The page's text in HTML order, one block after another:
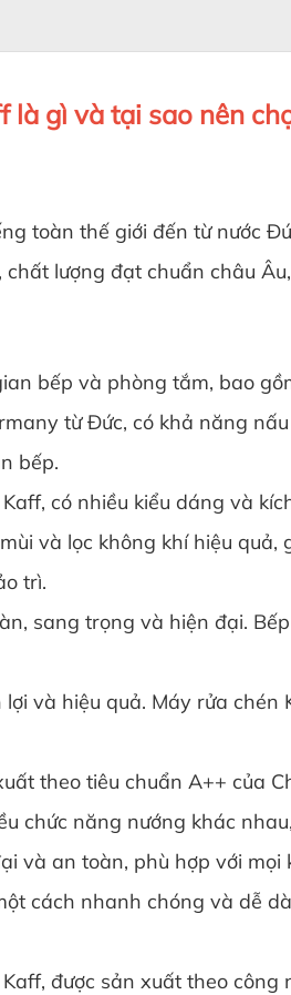
là gì và tại sao nên
toàn thế giới đến từ nước
lượng đạt chuẩn châu
bếp và phòng tắm, bao
từ Đức, có khả năng
bếp.
có nhiều kiểu dáng và
và lọc không khí hiệu
trì.
sang trọng và hiện đại.
và hiệu quả. Máy rửa
theo tiêu chuẩn A++ của
chức năng nướng khác
và an toàn, phù hợp với mọi
cách nhanh chóng và dễ
được sản xuất theo